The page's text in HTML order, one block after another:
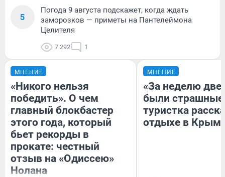
5
Погода 9 августа подскажет, когда ждать
заморозков — приметы на Пантелеймона
Целителя
7 292 1
МНЕНИЕ
«Никого нельзя
победить». О чем
главный блокбастер
этого года, который
бьет рекорды в
прокате: честный
отзыв на «Одиссею»
Нолана
МНЕНИЕ
«За неделю две
были
туристка
отдыхе в